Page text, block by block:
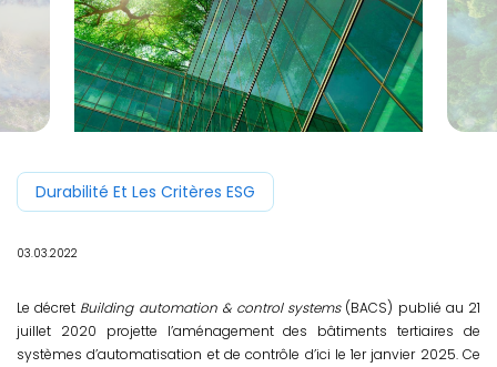
Durabilité Et Les Critères ESG
03.03.2022
Le décret Building automation & control systems(BACS) publié au 21
juillet 2020 projette l’aménagement des bâtiments tertiaires de
systèmes d’automatisation et de contrôle d’ici le 1er janvier 2025. Ce